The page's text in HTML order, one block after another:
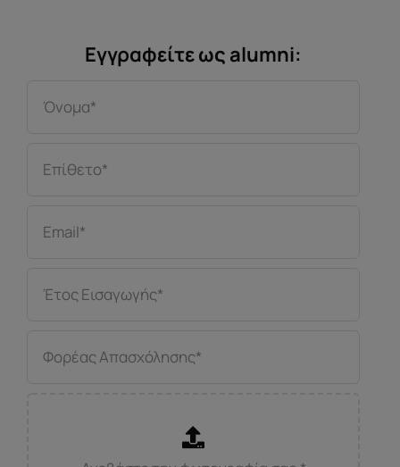
Εγγραφείτε ως alumni: